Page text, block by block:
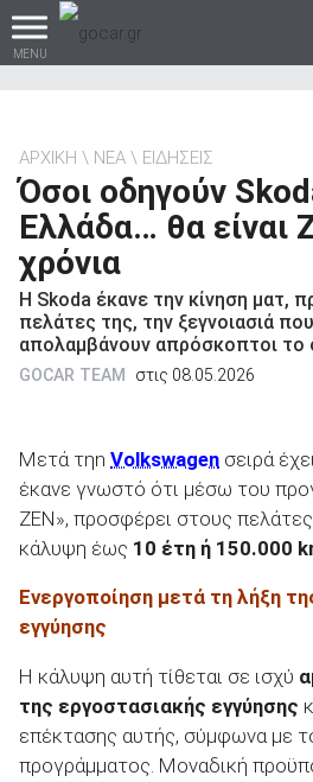
MENU
Βρες τα
βρες
Καινούρια
ΑΝΑΖΗΤΗΣΗ
Μεταχειρισμένα
ΑΡΧΙΚΗ ΝΕΑ ΕΙΔΗΣΕΙΣ
Όσοι οδηγούν
Ελλάδα… θα είναι
χρόνια
Η Skoda έκανε την κίνηση ματ,
πελάτες της, την ξεγνοιασιά
απολαμβάνουν απρόσκοπτοι το
GOCAR TEAM στις 08.05.2026
Μετά τηn Volkswagen σειρά
έκανε γνωστό ότι μέσω του
ZEN», προσφέρει στους
κάλυψη έως 10 έτη ή 150.000
Ενεργοποίηση μετά τη λήξη
εγγύησης
Η κάλυψη αυτή τίθεται σε ισχύ
της εργοστασιακής εγγύησης
επέκτασης αυτής, σύμφωνα με
προγράμματος. Μοναδική